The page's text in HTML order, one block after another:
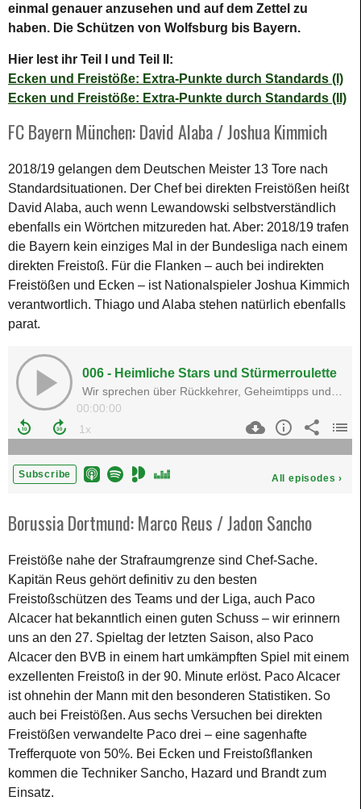
einmal genauer anzusehen und auf dem Zettel zu
haben. Die Schützen von Wolfsburg bis Bayern.
Hier lest ihr Teil I und Teil II:
Ecken und Freistöße: Extra-Punkte durch Standards (I)
Ecken und Freistöße: Extra-Punkte durch Standards (II)
FC Bayern München: David Alaba / Joshua Kimmich
2018/19 gelangen dem Deutschen Meister 13 Tore nach
Standardsituationen. Der Chef bei direkten Freistößen heißt
David Alaba, auch wenn Lewandowski selbstverständlich
ebenfalls ein Wörtchen mitzureden hat. Aber: 2018/19 trafen
die Bayern kein einziges Mal in der Bundesliga nach einem
direkten Freistoß. Für die Flanken – auch bei indirekten
Freistößen und Ecken – ist Nationalspieler Joshua Kimmich
verantwortlich. Thiago und Alaba stehen natürlich ebenfalls
parat.
Borussia Dortmund: Marco Reus / Jadon Sancho
Freistöße nahe der Strafraumgrenze sind Chef-Sache.
Kapitän Reus gehört definitiv zu den besten
Freistoßschützen des Teams und der Liga, auch Paco
Alcacer hat bekanntlich einen guten Schuss – wir erinnern
uns an den 27. Spieltag der letzten Saison, also Paco
Alcacer den BVB in einem hart umkämpften Spiel mit einem
exzellenten Freistoß in der 90. Minute erlöst. Paco Alcacer
ist ohnehin der Mann mit den besonderen Statistiken. So
auch bei Freistößen. Aus sechs Versuchen bei direkten
Freistößen verwandelte Paco drei – eine sagenhafte
Trefferquote von 50%. Bei Ecken und Freistoßflanken
kommen die Techniker Sancho, Hazard und Brandt zum
Einsatz.